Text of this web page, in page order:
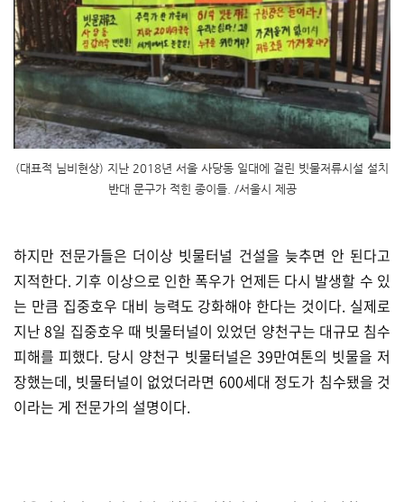
(대표적 님비현상) 지난 2018년 서울 사당동 일대에 걸린 빗물저류시설 설치
반대 문구가 적힌 종이들. /서울시 제공
하지만 전문가들은 더이상 빗물터널 건설을 늦추면 안 된다고
지적한다. 기후 이상으로 인한 폭우가 언제든 다시 발생할 수 있
는 만큼 집중호우 대비 능력도 강화해야 한다는 것이다. 실제로
지난 8일 집중호우 때 빗물터널이 있었던 양천구는 대규모 침수
피해를 피했다. 당시 양천구 빗물터널은 39만여톤의 빗물을 저
장했는데, 빗물터널이 없었더라면 600세대 정도가 침수됐을 것
이라는 게 전문가의 설명이다.